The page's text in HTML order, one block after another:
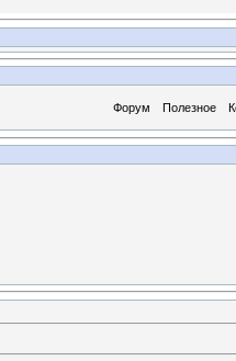
Форум Полезное